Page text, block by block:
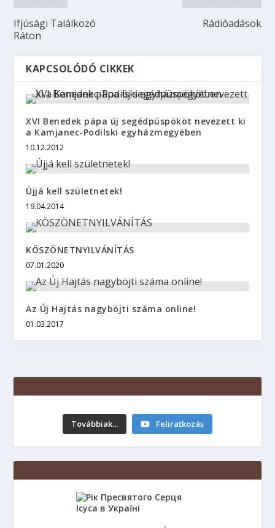
Ifjúsági Találkozó
Ráton
Rádióadások
KAPCSOLÓDÓ CIKKEK
XVI Benedek pápa új segédpüspököt nevezett ki
a Kamjanec-Podilski egyházmegyében
10.12.2012
Újjá kell születnetek!
19.04.2014
KÖSZÖNETNYILVÁNÍTÁS
07.01.2020
Az Új Hajtás nagyböjti száma online!
01.03.2017
Urunk színeváltozása. 2026.08.06
Továbbiak... Feliratkozás